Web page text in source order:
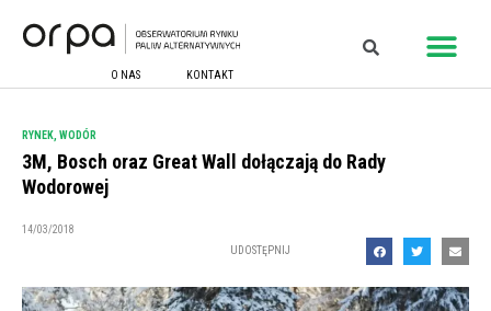
O NAS KONTAKT
RYNEK WODÓR
3M, Bosch oraz Great Wall dołączają do Rady
Wodorowej
14/03/2018
UDOSTĘPNIJ